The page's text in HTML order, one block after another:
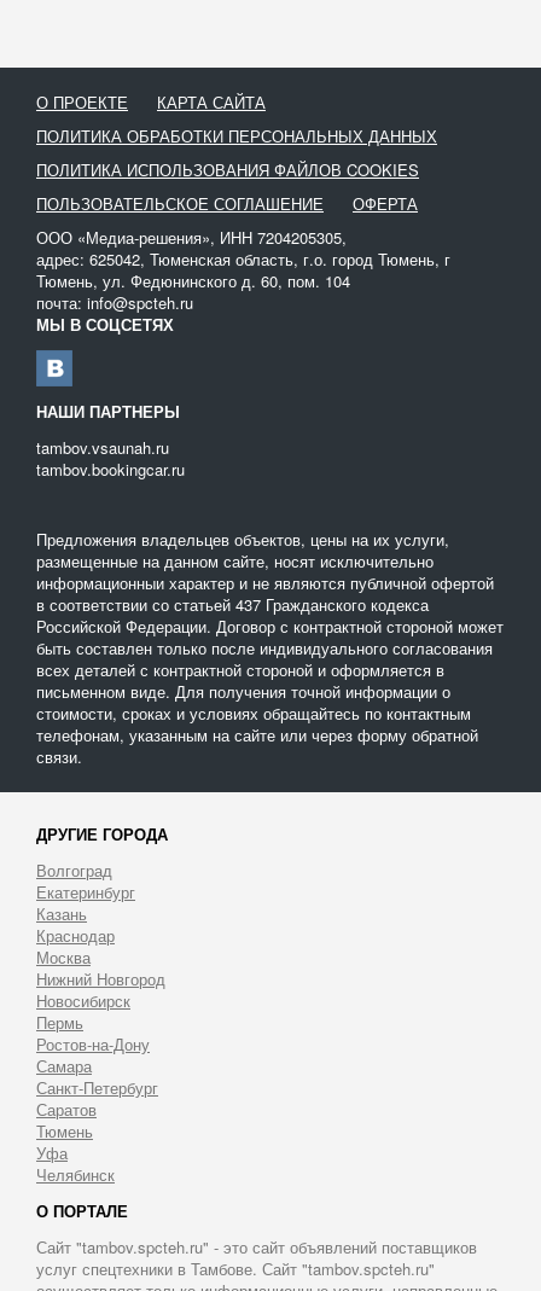
О ПРОЕКТЕ
КАРТА САЙТА
ПОЛИТИКА ОБРАБОТКИ ПЕРСОНАЛЬНЫХ ДАННЫХ
ПОЛИТИКА ИСПОЛЬЗОВАНИЯ ФАЙЛОВ COOKIES
ПОЛЬЗОВАТЕЛЬСКОЕ СОГЛАШЕНИЕ
ОФЕРТА
ООО «Медиа-решения», ИНН 7204205305,
адрес: 625042, Тюменская область, г.о. город Тюмень, г
Тюмень, ул. Федюнинского д. 60, пом. 104
почта: info@spcteh.ru
МЫ В СОЦСЕТЯХ
НАШИ ПАРТНЕРЫ
tambov.vsaunah.ru
tambov.bookingcar.ru
Предложения владельцев объектов, цены на их услуги,
размещенные на данном сайте, носят исключительно
информационныи характер и не являются публичной офертой
в соответствии со статьей 437 Гражданского кодекса
Российской Федерации. Договор с контрактной стороной может
быть составлен только после индивидуального согласования
всех деталей с контрактной стороной и оформляется в
письменном виде. Для получения точной информации о
стоимости, сроках и условиях обращайтесь по контактным
телефонам, указанным на сайте или через форму обратной
связи.
ДРУГИЕ ГОРОДА
Волгоград
Екатеринбург
Казань
Краснодар
Москва
Нижний Новгород
Новосибирск
Пермь
Ростов-на-Дону
Самара
Санкт-Петербург
Саратов
Тюмень
Уфа
Челябинск
О ПОРТАЛЕ
Сайт "tambov.spcteh.ru" - это сайт объявлений поставщиков
услуг спецтехники в Тамбове. Сайт "tambov.spcteh.ru"